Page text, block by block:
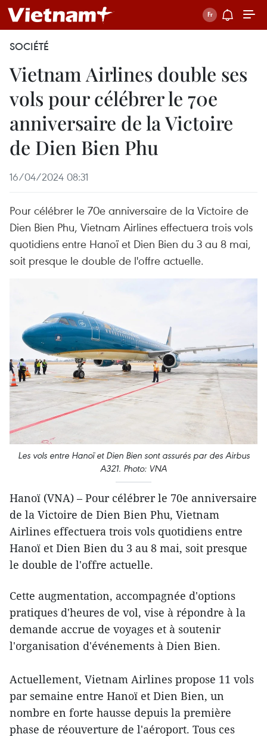
SOCIÉTÉ
Vietnam Airlines double ses
vols pour célébrer le 70e
anniversaire de la Victoire
de Dien Bien Phu
16/04/2024 08:31
Pour célébrer le 70e anniversaire de la Victoire de
Dien Bien Phu, Vietnam Airlines effectuera trois vols
quotidiens entre Hanoï et Dien Bien du 3 au 8 mai,
soit presque le double de l'offre actuelle.
Les vols entre Hanoï et Dien Bien sont assurés par des Airbus
A321. Photo: VNA
Hanoï (VNA) – Pour célébrer le 70e anniversaire
de la Victoire de Dien Bien Phu, Vietnam
Airlines effectuera trois vols quotidiens entre
Hanoï et Dien Bien du 3 au 8 mai, soit presque
le double de l'offre actuelle.
Cette augmentation, accompagnée d'options
pratiques d'heures de vol, vise à répondre à la
demande accrue de voyages et à soutenir
l'organisation d'événements à Dien Bien.
Actuellement, Vietnam Airlines propose 11 vols
par semaine entre Hanoï et Dien Bien, un
nombre en forte hausse depuis la première
phase de réouverture de l'aéroport. Tous ces